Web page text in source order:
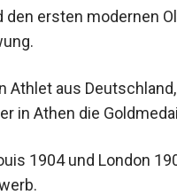
den ersten modernen
Athlet aus
in Athen die
1904 und London